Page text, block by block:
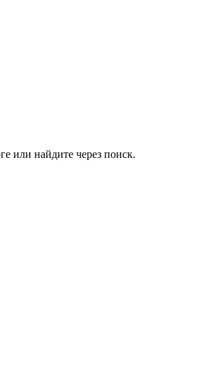
или найдите через поиск.